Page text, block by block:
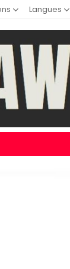
Langues